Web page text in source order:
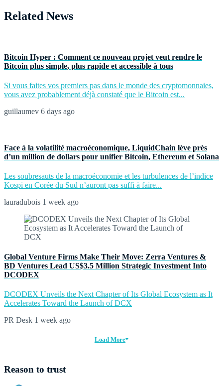
Related News
Bitcoin Hyper : Comment ce nouveau projet veut rendre le
Bitcoin plus simple, plus rapide et accessible à tous
Si vous faites vos premiers pas dans le monde des cryptomonnaies,
vous avez probablement déjà constaté que le Bitcoin est...
guillaumev 6 days ago
Face à la volatilité macroéconomique, LiquidChain lève près
d’un million de dollars pour unifier Bitcoin, Ethereum et Solana
Les soubresauts de la macroéconomie et les turbulences de l’indice
Kospi en Corée du Sud n’auront pas suffi à faire...
lauradubois 1 week ago
Global Venture Firms Make Their Move: Zerra Ventures &
BD Ventures Lead US$3.5 Million Strategic Investment Into
DCODEX
DCODEX Unveils the Next Chapter of Its Global Ecosystem as It
Accelerates Toward the Launch of DCX
PR Desk 1 week ago
Load More
Reason to trust